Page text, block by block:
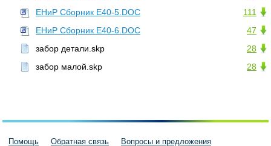
111
ЕНиР Сборник Е40-5.DOC
47
ЕНиР Сборник Е40-6.DOC
28
забор детали.skp
28
забор малой.skp
Помощь Обратная связь Вопросы и предложения